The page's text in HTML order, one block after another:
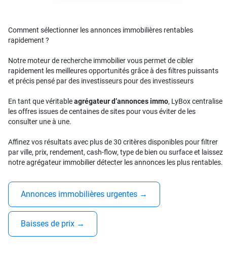
Comment sélectionner les annonces immobilières rentables
rapidement ?
Notre moteur de recherche immobilier vous permet de cibler
rapidement les meilleures opportunités grâce à des filtres puissants
et précis pensé par des investisseurs pour des investisseurs
En tant que véritableagrégateur d’annonces immo, LyBox centralise
les offres issues de centaines de sites pour vous éviter de les
consulter une à une.
Affinez vos résultats avec plus de 30 critères disponibles pour filtrer
par ville, prix, rendement, cash-flow, type de bien ou surface et laissez
notre agrégateur immobilier détecter les annonces les plus rentables.
Annonces immobilières urgentes →
Baisses de prix →